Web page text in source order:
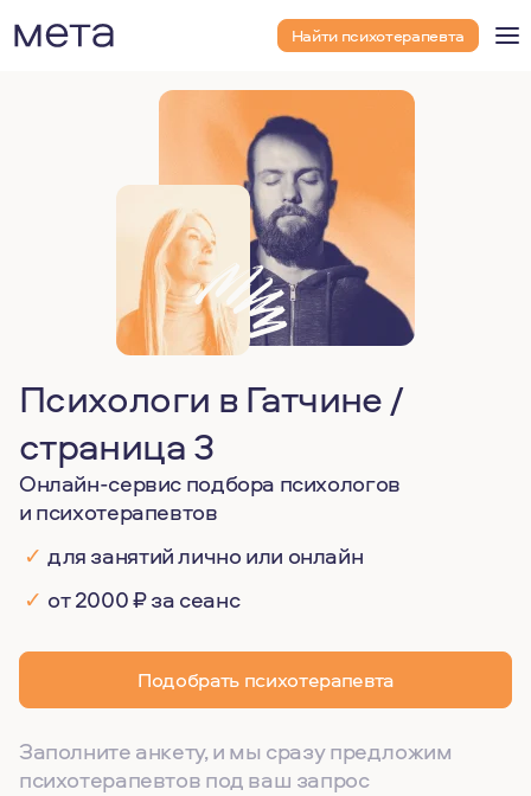
Найти психотерапевта
Психологи в Гатчине /
страница 3
Онлайн-сервис подбора психологов
и психотерапевтов
✓ для занятий лично или онлайн
✓ от 2000 ₽ за сеанс
Подобрать психотерапевта
Заполните анкету, и мы сразу предложим
психотерапевтов под ваш запрос